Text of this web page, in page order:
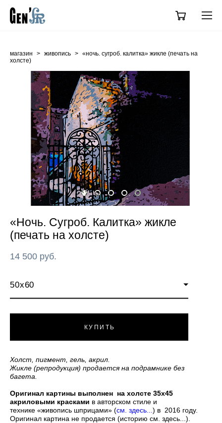
магазин > живопись > «ночь. сугроб. калитка» жикле (печать на
холсте)
«Ночь. Сугроб. Калитка» жикле
(печать на холсте)
14 500 pуб.
50х60
КУПИТЬ
Холст, пигмент, гель, акрил.
Жикле (репродукция) продается на подрамнике без
багета.
Оригинал картины выполнен на холсте 35х45
акриловыми красками в авторском стиле и
технике «живопись шприцами» (см. здесь... ) в 2016 году.
Оригинал картина не продается (историю см. здесь...).